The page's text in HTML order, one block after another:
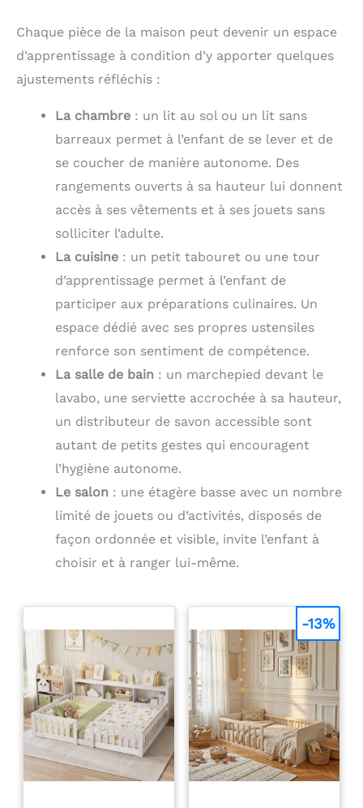
Chaque pièce de la maison peut devenir un espace
d’apprentissage à condition d’y apporter quelques
ajustements réfléchis :
La chambre : un lit au sol ou un lit sans
barreaux permet à l’enfant de se lever et de
se coucher de manière autonome. Des
rangements ouverts à sa hauteur lui donnent
accès à ses vêtements et à ses jouets sans
solliciter l’adulte.
La cuisine : un petit tabouret ou une tour
d’apprentissage permet à l’enfant de
participer aux préparations culinaires. Un
espace dédié avec ses propres ustensiles
renforce son sentiment de compétence.
La salle de bain : un marchepied devant le
lavabo, une serviette accrochée à sa hauteur,
un distributeur de savon accessible sont
autant de petits gestes qui encouragent
l’hygiène autonome.
Le salon : une étagère basse avec un nombre
limité de jouets ou d’activités, disposés de
façon ordonnée et visible, invite l’enfant à
choisir et à ranger lui-même.
-13%